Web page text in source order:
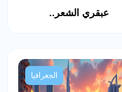
عبقري الشعر..
الجغرافيا